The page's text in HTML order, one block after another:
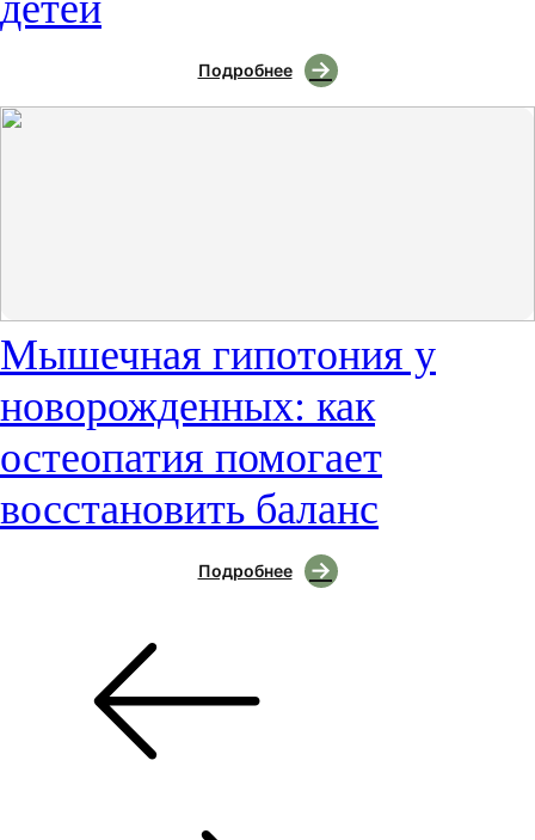
Подробнее
Мышечная гипотония у
новорожденных: как
остеопатия помогает
восстановить баланс
Подробнее